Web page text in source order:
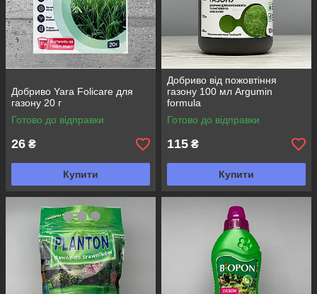
Добриво Yara Folicare для
газону 20 г
Готово до відправки
26 ₴
Купити
Добриво від пожовтіння
газону 100 мл Argumin
formula
Готово до відправки
115 ₴
Купити